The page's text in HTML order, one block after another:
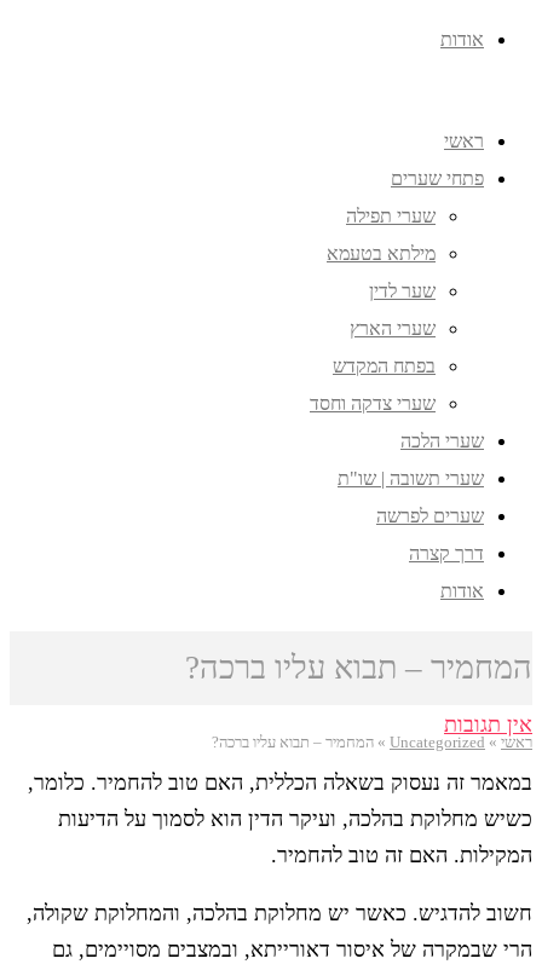
אודות
ראשי
פתחי שערים
שערי תפילה
מילתא בטעמא
שער לדין
שערי הארץ
בפתח המקדש
שערי צדקה וחסד
שערי הלכה
שערי תשובה | שו"ת
שערים לפרשה
דרך קצרה
אודות
המחמיר – תבוא עליו ברכה?
ראשי »
Uncategorized
» המחמיר – תבוא עליו ברכה?
אין תגובות
במאמר זה נעסוק בשאלה הכללית, האם טוב להחמיר. כלומר,
כשיש מחלוקת בהלכה, ועיקר הדין הוא לסמוך על הדיעות
המקילות. האם זה טוב להחמיר.
חשוב להדגיש. כאשר יש מחלוקת בהלכה, והמחלוקת שקולה,
הרי שבמקרה של איסור דאורייתא, ובמצבים מסויימים, גם